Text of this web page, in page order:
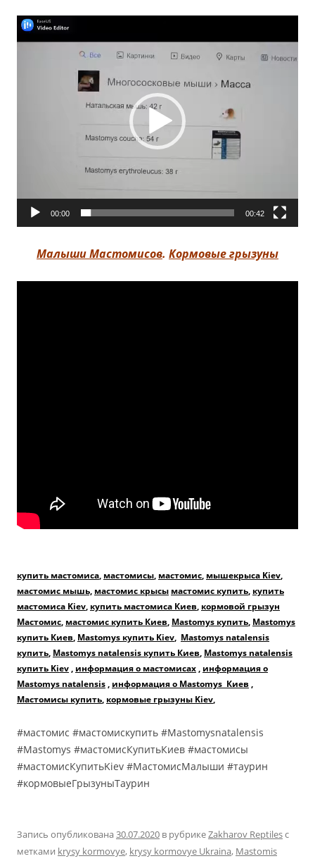
Видеоплеер
00:00 00:42
Малыши Мастомисов. Кормовые грызуны
купить мастомиса, мастомисы, мастомис, мышекрыса Kiev,
мастомис мышь, мастомис крысы мастомис купить, купить
мастомиса Kiev, купить мастомиса Киев, кормовой грызун
Мастомис, мастомис купить Киев, Mastomys купить, Mastomys
купить Киев, Mastomys купить Kiev, Mastomys natalensis
купить, Mastomys natalensis купить Киев, Mastomys natalensis
купить Kiev, информация о мастомисах, информация о
Mastomys natalensis, информация о Mastomys Киев ,
Мастомисы купить, кормовые грызуны Kiev,
#мастомис #мастомискупить #Mastomysnatalensis
#Mastomys #мастомисКупитьКиев #мастомисы
#мастомисКупитьKiev #МастомисМалыши #таурин
#кормовыеГрызуныТаурин
Запись опубликована30.07.2020 в рубрикеZakharov Reptilesс
метками krysy kormovye, krysy kormovye Ukraina, Mastomis